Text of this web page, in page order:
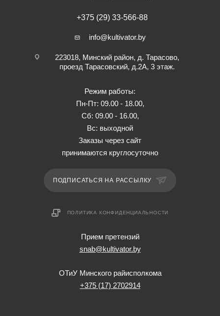
+375 (29) 33-566-88
info@kultivator.by
223018, Минский район, д. Тарасово,
проезд Тарасовский, д.2А, 3 этаж.
Режим работы:
Пн-Пт: 09.00 - 18.00,
Сб: 09.00 - 16.00,
Вс: выходной
Заказы через сайт
принимаются круглосуточно
ПОДПИСАТЬСЯ НА РАССЫЛКУ
ПОЛИТИКА КОНФИДЕНЦИАЛЬНОСТИ
Прием претензий
snab@kultivator.by
ОТиУ Минского райисполкома
+375 (17) 2702914